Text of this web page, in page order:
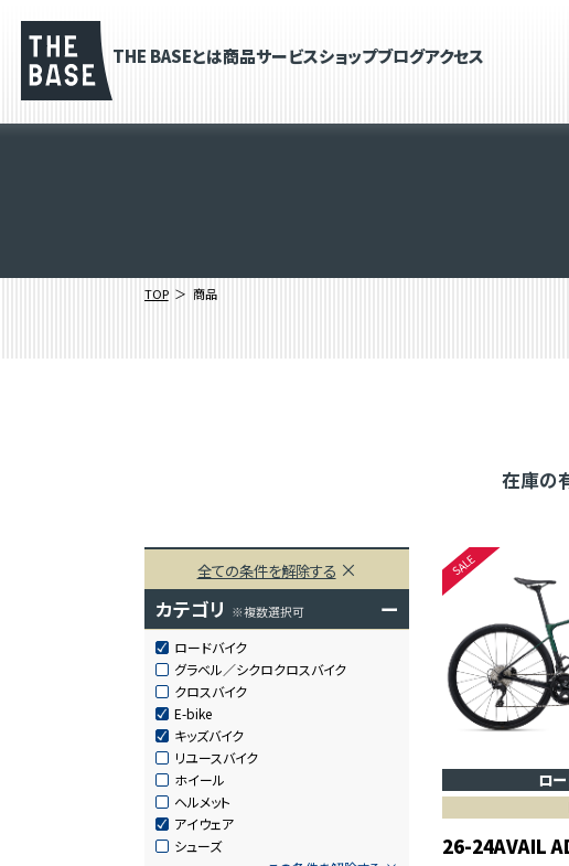
THE BASEとは商品サービスショップブログアクセス
TOP 商品
在庫の
全ての条件を解除する
カテゴリ ※複数選択可 ー
ロードバイク
グラベル／シクロクロスバイク
クロスバイク
E-bike
キッズバイク
リユースバイク
ホイール
ヘルメット
アイウェア
シューズ
ロ
26-24AVAIL